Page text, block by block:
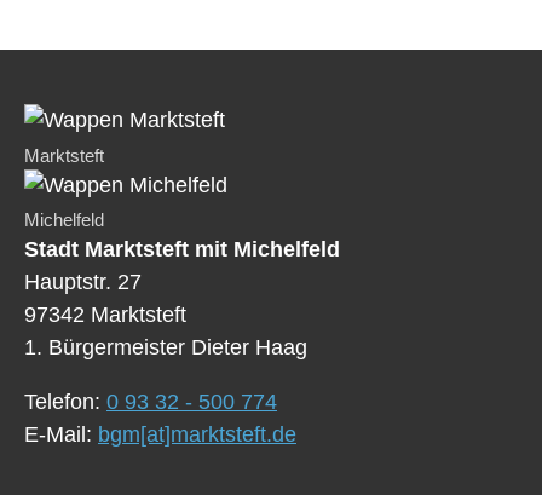
Marktsteft
Michelfeld
Stadt Marktsteft mit Michelfeld
Hauptstr. 27
97342 Marktsteft
1. Bürgermeister Dieter Haag
Telefon: 0 93 32 - 500 774
E-Mail: bgm[at]marktsteft.de